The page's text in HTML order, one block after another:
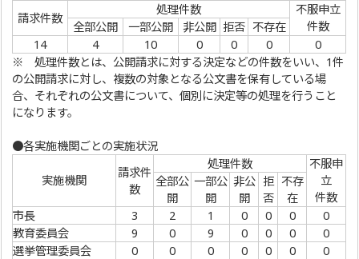
請求件数
処理件数
不服申立
件数
全部公開 一部公開 非公開 拒否 不存在
14
4 10 0 0 0
0
※ 処理件数とは、公開請求に対する決定などの件数をいい、1件
の公開請求に対し、複数の対象となる公文書を保有している場
合、それぞれの公文書について、個別に決定等の処理を行うこと
になります。
●各実施機関ごとの実施状況
実施機関
請求件
数
処理件数
不服申
立
件数
全部公
開
一部公
開
非公
開
拒
否
不存
在
市長
3 2 1 0 0 0
0
教育委員会
9 0 9 0 0 0
0
選挙管理委員会
0 0 0 0 0 0
0